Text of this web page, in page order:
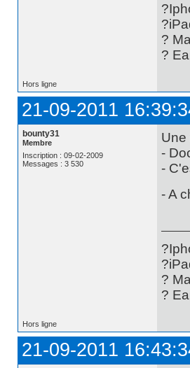
?
?
Hors ligne
21-09-2011
bounty31
Membre
Inscription : 09-02-2009
Messages : 3 530
Une
-
-
- A
?
?
Hors ligne
21-09-2011